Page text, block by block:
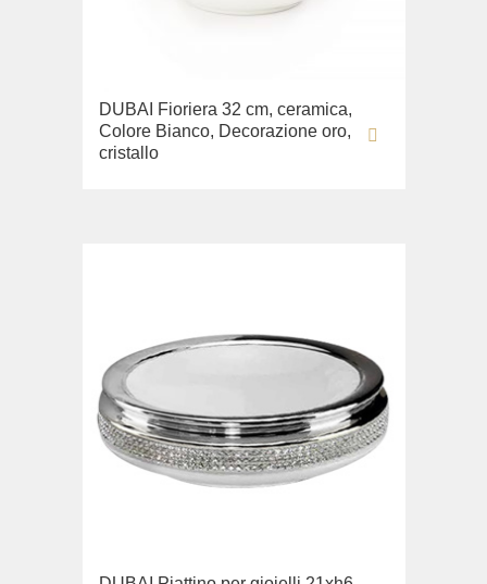
DUBAI Fioriera 32 cm, ceramica,
Colore Bianco, Decorazione oro,
cristallo